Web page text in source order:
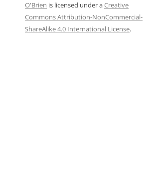
O'Brien is licensed under aCreative
Commons Attribution-NonCommercial-
ShareAlike 4.0 International License.